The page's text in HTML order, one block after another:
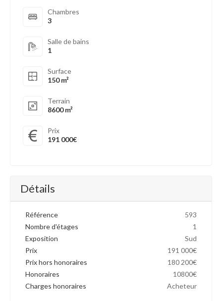
Chambres
3
Salle de bains
1
Surface
150 m²
Terrain
8600 m²
Prix
191 000€
Détails
Référence
593
Nombre d'étages
1
Exposition
Sud
Prix
191 000€
Prix hors honoraires
180 200€
Honoraires
10800€
Charges honoraires
Acheteur